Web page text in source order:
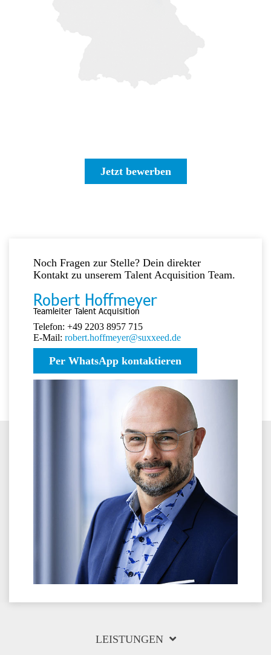
Jetzt bewerben
Noch Fragen zur Stelle? Dein direkter
Kontakt zu unserem Talent Acquisition Team.
Robert Hoffmeyer
Teamleiter Talent Acquisition
Telefon: +49 2203 8957 715
E-Mail: robert.hoffmeyer@suxxeed.de
Per WhatsApp kontaktieren
LEISTUNGEN